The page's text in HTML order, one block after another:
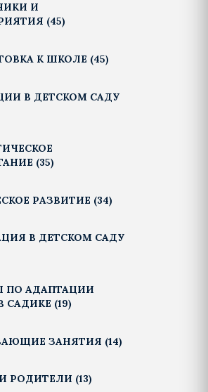
И
(45)
К ШКОЛЕ (45)
В ДЕТСКОМ САДУ
(35)
РАЗВИТИЕ (34)
В ДЕТСКОМ САДУ
ПО АДАПТАЦИИ
САДИКЕ (19)
ЗАНЯТИЯ (14)
РОДИТЕЛИ (13)